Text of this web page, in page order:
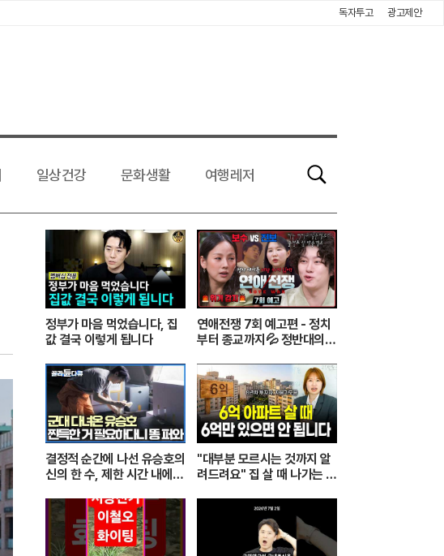
독자투고 광고제안
검
일상건강 문화생활 여행레저
정부가 마음 먹었습니다, 집
값 결국 이렇게 됩니다
연애전쟁 7회 예고편 - 정치
부터 종교까지💦 정반대의
결정적 순간에 나선 유승호의
신의 한 수, 제한 시간 내에
최후의 인류｜#골라듄다큐
"대부분 모르시는 것까지 알
려드려요" 집 살 때 나가는 돈
부동산 기초)